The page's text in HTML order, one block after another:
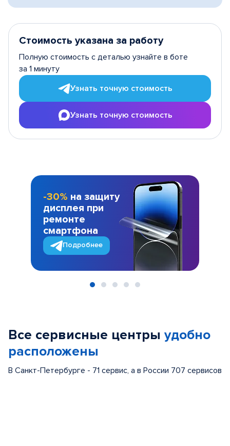
Стоимость указана за работу
Полную стоимость с деталью узнайте в боте
за 1 минуту
Узнать точную стоимость
Узнать точную стоимость
-30% на защиту
дисплея при
ремонте
смартфона
Подробнее
Все сервисные центры удобно
расположены
В Санкт-Петербурге - 71 сервис, а в России 707 сервисов